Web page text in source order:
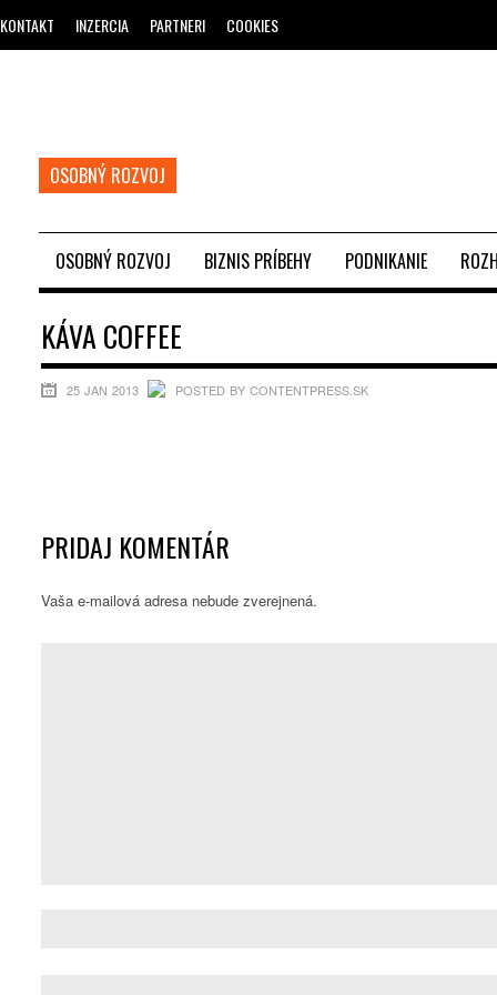
KONTAKT INZERCIA PARTNERI COOKIES
OSOBNÝ ROZVOJ
OSOBNÝ ROZVOJ BIZNIS PRÍBEHY PODNIKANIE
KÁVA COFFEE
25 JAN 2013 POSTED BY CONTENTPRESS.SK
PRIDAJ KOMENTÁR
Vaša e-mailová adresa nebude zverejnená.